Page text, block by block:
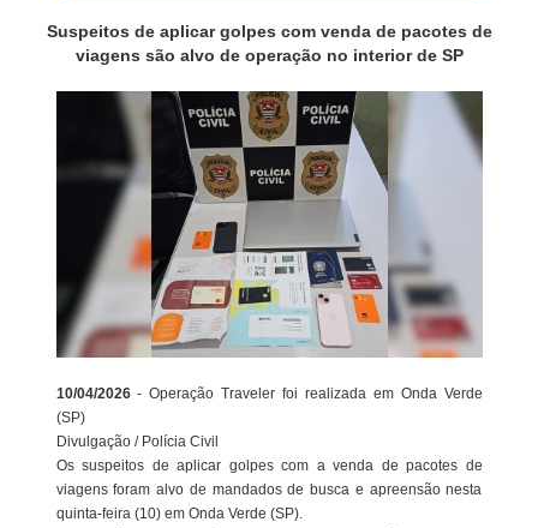
Suspeitos de aplicar golpes com venda de pacotes de
viagens são alvo de operação no interior de SP
10/04/2026- Operação Traveler foi realizada em Onda Verde
(SP)
Divulgação / Polícia Civil
Os suspeitos de aplicar golpes com a venda de pacotes de
viagens foram alvo de mandados de busca e apreensão nesta
quinta-feira (10) em Onda Verde (SP).